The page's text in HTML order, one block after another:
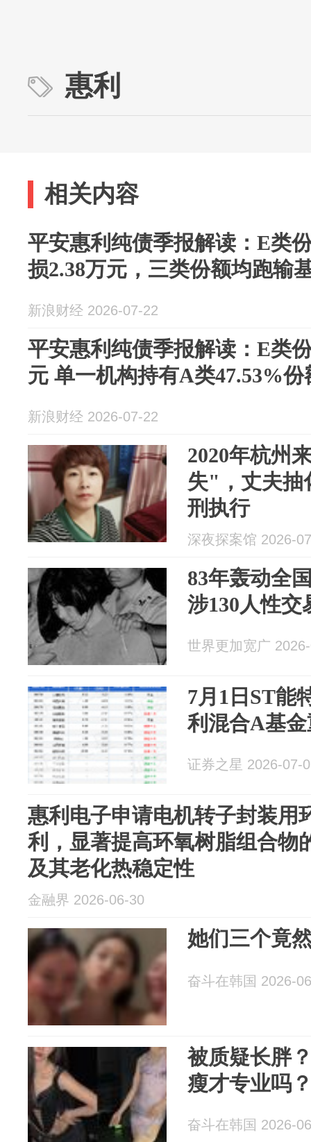
惠利
相关内容
平安惠利纯债季报解读：E类
损2.38万元，三类份额均跑输
新浪财经 2026-07-22
平安惠利纯债季报解读：E类
元 单一机构持有A类47.53%份
新浪财经 2026-07-22
2020年杭州
失"，丈夫抽
刑执行
深夜探案馆 2026-
83年轰动全
涉130人性交
世界更加宽广
7月1日ST能
利混合A基
证券之星 2026-07-
惠利电子申请电机转子封装用
利，显著提高环氧树脂组合物
及其老化热稳定性
金融界 2026-06-30
她们三个竟
奋斗在韩国 2026-
被质疑长胖
瘦才专业吗
奋斗在韩国 2026-